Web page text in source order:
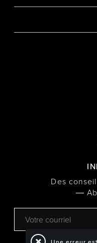
Des
―